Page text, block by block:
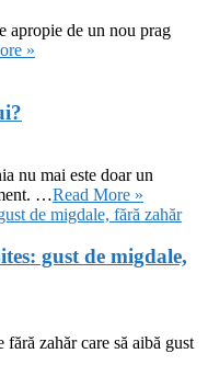
apropie de un nou prag
»
nu mai este doar un
…Read More »
gust de migdale,
zahăr care să aibă gust